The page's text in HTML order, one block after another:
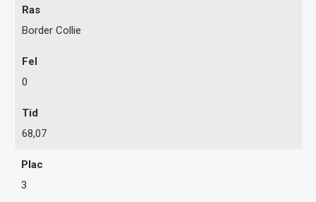
Border Collie
0
68,07
3